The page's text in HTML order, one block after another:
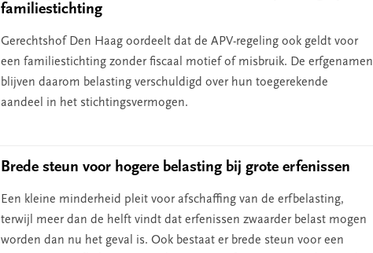
familiestichting
Gerechtshof Den Haag oordeelt dat de APV-regeling ook geldt voor
een familiestichting zonder fiscaal motief of misbruik. De erfgenamen
blijven daarom belasting verschuldigd over hun toegerekende
aandeel in het stichtingsvermogen.
Brede steun voor hogere belasting bij grote erfenissen
Een kleine minderheid pleit voor afschaffing van de erfbelasting,
terwijl meer dan de helft vindt dat erfenissen zwaarder belast mogen
worden dan nu het geval is. Ook bestaat er brede steun voor een